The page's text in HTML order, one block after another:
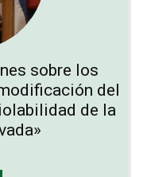
sobre los
del
de la